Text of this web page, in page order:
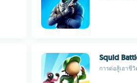
Squid
การต่อสู้เอาชี